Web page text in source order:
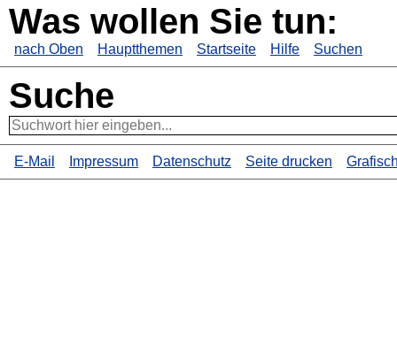
Was wollen Sie tun:
nach Oben Hauptthemen Startseite Hilfe Suchen
Suche
E-Mail Impressum Datenschutz Seite drucken